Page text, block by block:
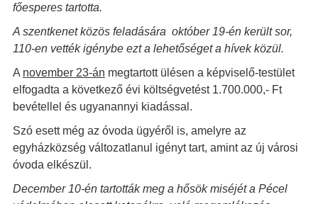
főesperes tartotta.
A szentkenet közös feladására október 19-én került sor,
110-en vették igénybe ezt a lehetőséget a hívek közül.
A november 23-án megtartott ülésen a képviselő-testület
elfogadta a következő évi költségvetést 1.700.000,- Ft
bevétellel és ugyanannyi kiadással.
Szó esett még az óvoda ügyéről is, amelyre az
egyházközség változatlanul igényt tart, amint az új városi
óvoda elkészül.
December 10-én tartották meg a hősök miséjét a Pécel